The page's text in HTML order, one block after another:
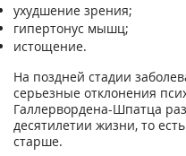
ухудшение зрения;
гипертонус мышц;
истощение.
На поздней стадии
серьезные отклонения
Галлервордена-Шпатца
десятилетии жизни, то
старше.